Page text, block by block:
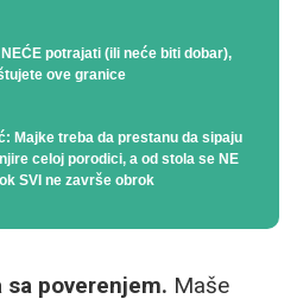
potrajati (ili neće biti dobar),
ove granice
Majke treba da prestanu da sipaju
celoj porodici, a od stola se NE
SVI ne završe obrok
sa poverenjem. Maše